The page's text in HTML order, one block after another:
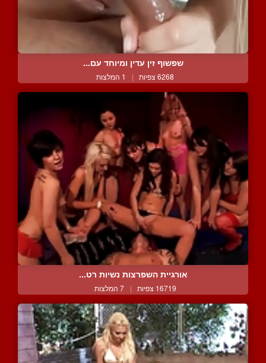
שפשוף זין עדין ומיוחד עם...
6268 צפיות | 1 המלצות
אורגיית השפרצות נשיות רט...
16719 צפיות | 7 המלצות